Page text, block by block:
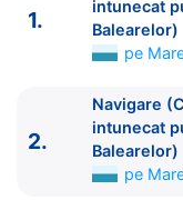
1.
intunecat
Balearelor)
pe
2.
Navigare
intunecat
Balearelor)
pe